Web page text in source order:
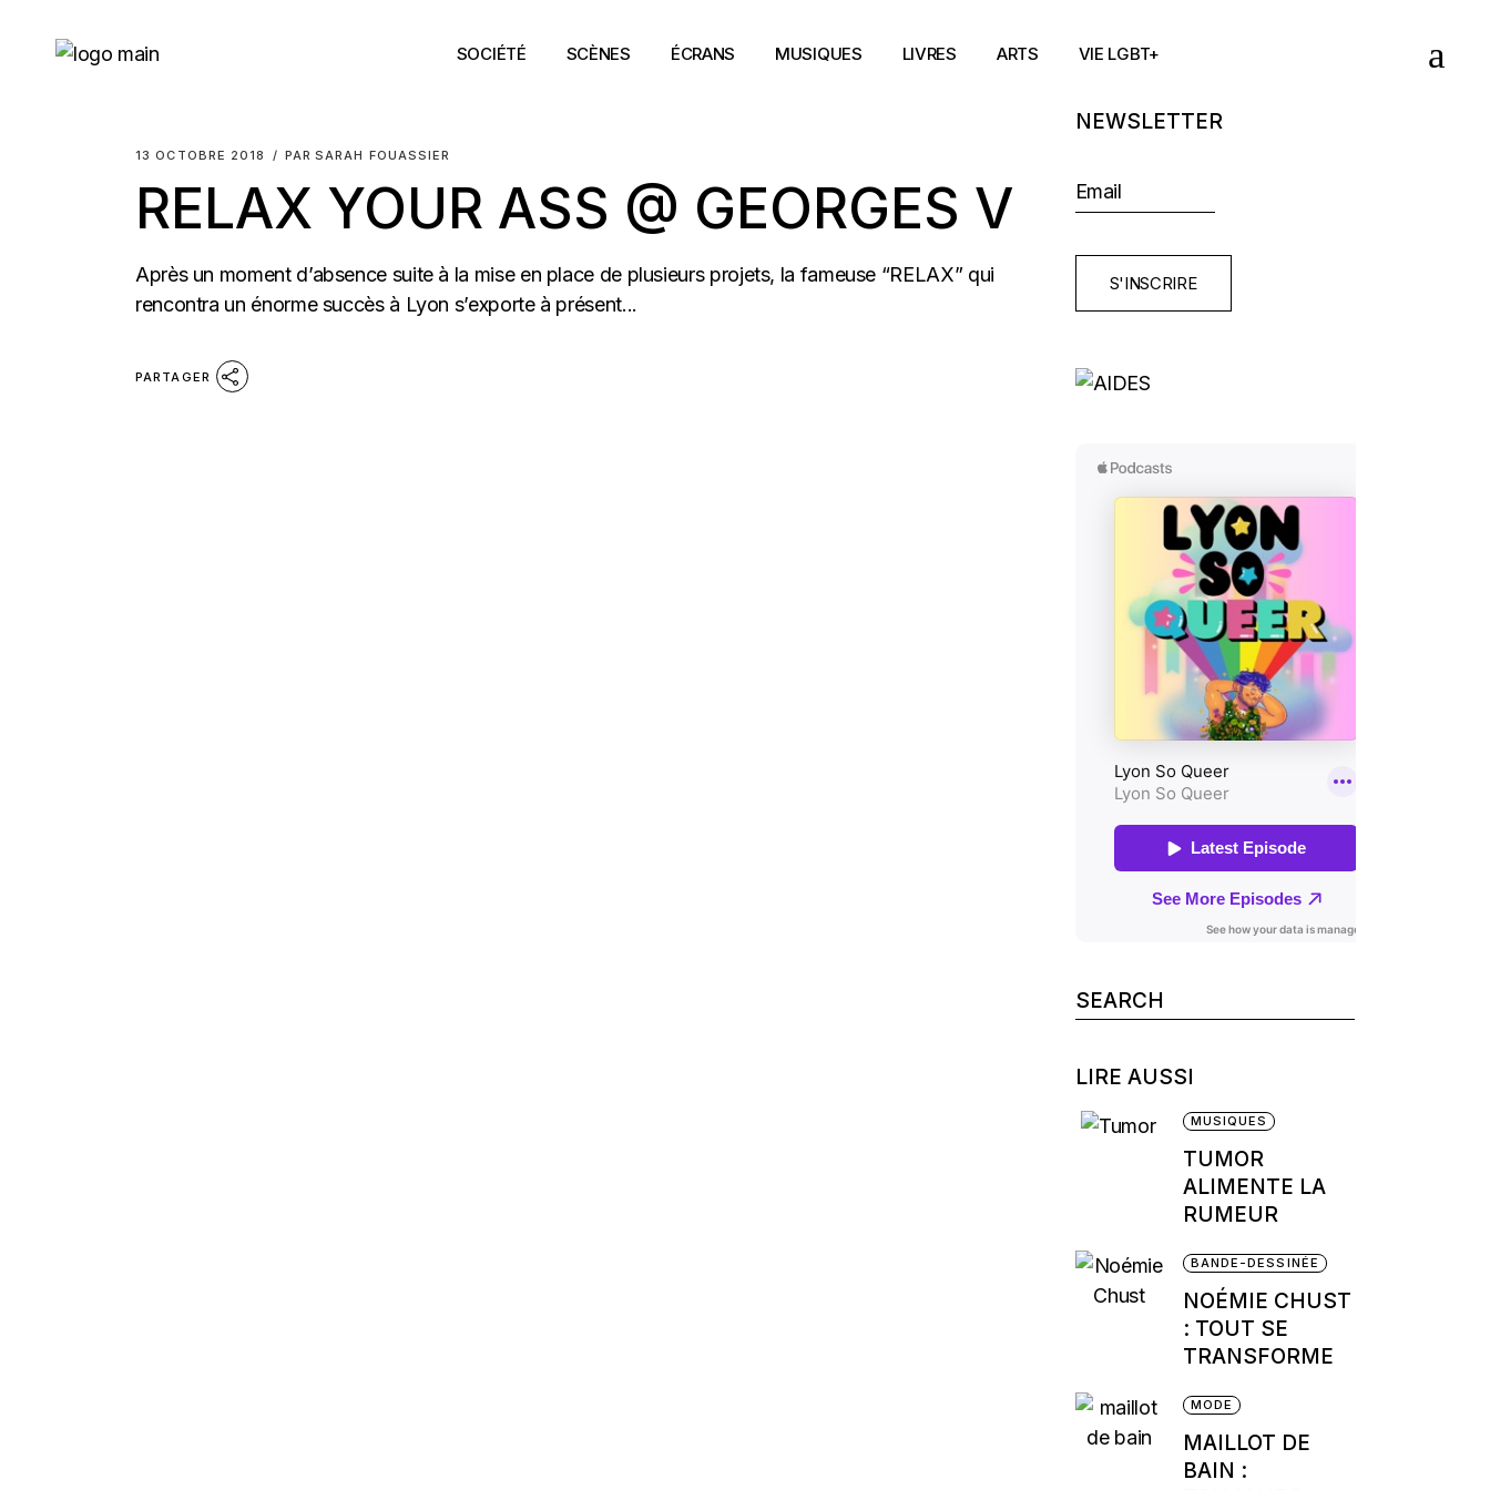
SOCIÉTÉ SCÈNES ÉCRANS MUSIQUES LIVRES ARTS VIE LGBT+
13 OCTOBRE 2018 PAR SARAH FOUASSIER
RELAX YOUR ASS @ GEORGES V
Après un moment d’absence suite à la mise en place de plusieurs projets, la fameuse “RELAX” qui
rencontra un énorme succès à Lyon s’exporte à présent...
PARTAGER
NEWSLETTER
S'INSCRIRE
Search
for:
LIRE AUSSI
MUSIQUES
TUMOR
ALIMENTE LA
RUMEUR
BANDE-DESSINÉE
NOÉMIE CHUST
: TOUT SE
TRANSFORME
MODE
MAILLOT DE
BAIN :